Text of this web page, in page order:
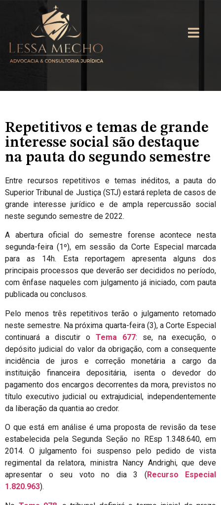
Repetitivos e temas de grande
interesse social são destaque
na pauta do segundo semestre
Entre recursos repetitivos e temas inéditos, a pauta do
Superior Tribunal de Justiça (STJ) estará repleta de casos de
grande interesse jurídico e de ampla repercussão social
neste segundo semestre de 2022.
A abertura oficial do semestre forense acontece nesta
segunda-feira (1º), em sessão da Corte Especial marcada
para as 14h. Esta reportagem apresenta alguns dos
principais processos que deverão ser decididos no período,
com ênfase naqueles com julgamento já iniciado, com pauta
publicada ou conclusos.
Pelo menos três repetitivos terão o julgamento retomado
neste semestre. Na próxima quarta-feira (3), a Corte Especial
continuará a discutir o Tema 677: se, na execução, o
depósito judicial do valor da obrigação, com a consequente
incidência de juros e correção monetária a cargo da
instituição financeira depositária, isenta o devedor do
pagamento dos encargos decorrentes da mora, previstos no
título executivo judicial ou extrajudicial, independentemente
da liberação da quantia ao credor.
O que está em análise é uma proposta de revisão da tese
estabelecida pela Segunda Seção no REsp 1.348.640, em
2014. O julgamento foi suspenso pelo pedido de vista
regimental da relatora, ministra Nancy Andrighi, que deve
apresentar o seu voto no dia 3 ( Recurso Especial
1.820.963).